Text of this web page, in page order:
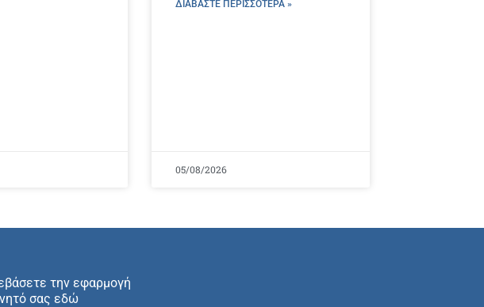
ΔΙΑΒΑΣΤΕ ΠΕΡΙΣΣΌΤΕΡΑ »
05/08/2026
την εφαρμογή
σας εδώ